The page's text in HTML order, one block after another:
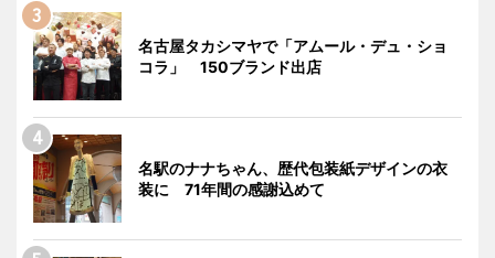
名古屋タカシマヤで「アムール・デュ・ショ
コラ」 150ブランド出店
名駅のナナちゃん、歴代包装紙デザインの衣
装に 71年間の感謝込めて